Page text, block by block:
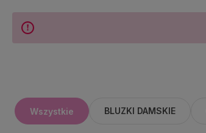
Wszystkie BLUZKI DAMSKIE